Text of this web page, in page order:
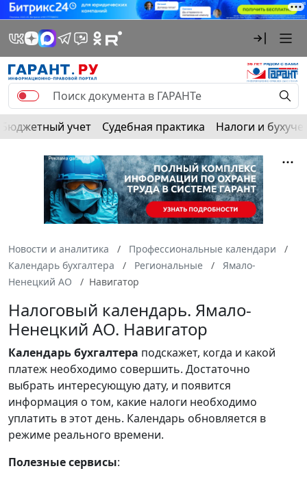
Бюджетный учет Судебная практика Налоги и
Новости и аналитика
Профессиональные календари
Календарь бухгалтера
Региональные
Ямало-
Ненецкий АО
Навигатор
Налоговый календарь. Ямало-
Ненецкий АО. Навигатор
Календарьбухгалтера подскажет, когда и какой
платеж необходимо совершить. Достаточно
выбрать интересующую дату, и появится
информация о том, какие налоги необходимо
уплатить в этот день. Календарь обновляется в
режиме реального времени.
Полезные сервисы: